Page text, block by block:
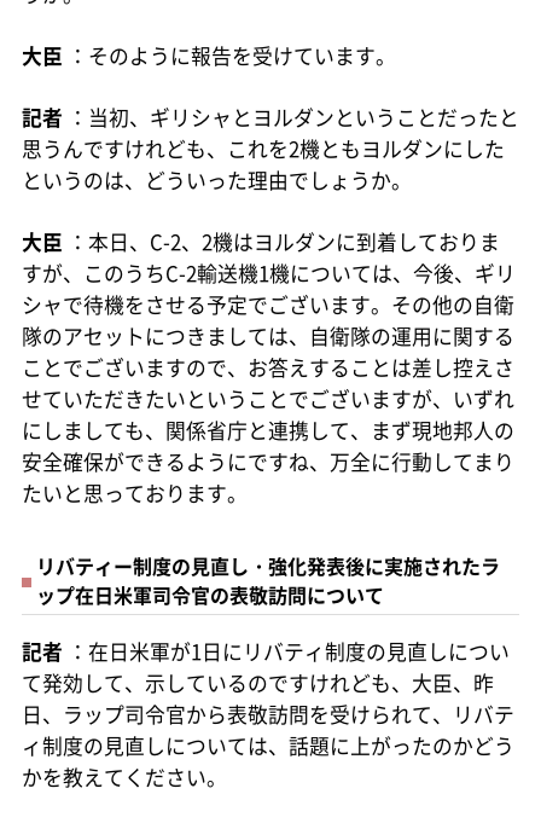
大臣 ：そのように報告を受けています。
記者 ：当初、ギリシャとヨルダンということだったと
思うんですけれども、これを2機ともヨルダンにした
というのは、どういった理由でしょうか。
大臣 ：本日、C-2、2機はヨルダンに到着しておりま
すが、このうちC-2輸送機1機については、今後、ギリ
シャで待機をさせる予定でございます。その他の自衛
隊のアセットにつきましては、自衛隊の運用に関する
ことでございますので、お答えすることは差し控えさ
せていただきたいということでございますが、いずれ
にしましても、関係省庁と連携して、まず現地邦人の
安全確保ができるようにですね、万全に行動してまり
たいと思っております。
リバティー制度の見直し・強化発表後に実施されたラ
ップ在日米軍司令官の表敬訪問について
記者 ：在日米軍が1日にリバティ制度の見直しについ
て発効して、示しているのですけれども、大臣、昨
日、ラップ司令官から表敬訪問を受けられて、リバテ
ィ制度の見直しについては、話題に上がったのかどう
かを教えてください。